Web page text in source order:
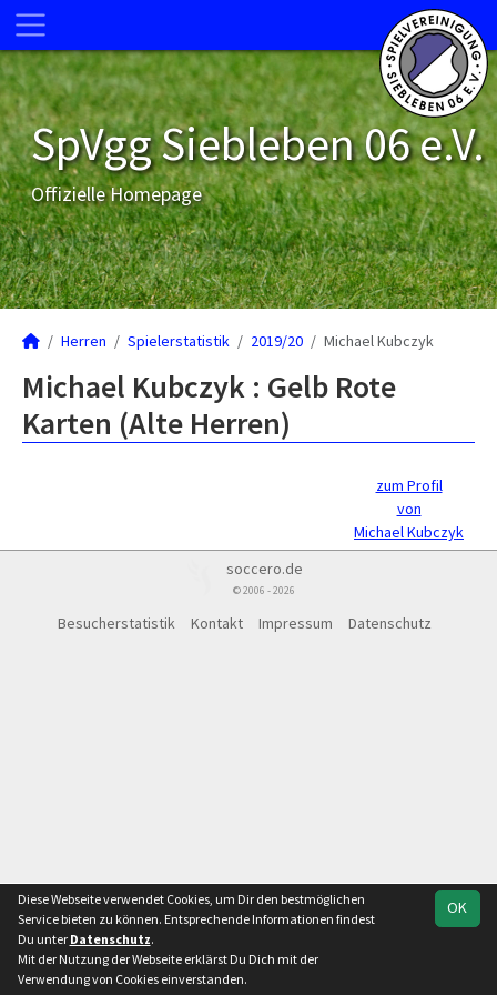
SpVgg Siebleben 06 e.V.
Offizielle Homepage
Herren Spielerstatistik 2019/20 Michael Kubczyk
Michael Kubczyk : Gelb Rote
Karten (Alte Herren)
zum Profil
von
Michael Kubczyk
soccero.de
© 2006 - 2026
Besucherstatistik Kontakt Impressum Datenschutz
OK
Diese Webseite verwendet Cookies, um Dir den bestmöglichen
Service bieten zu können. Entsprechende Informationen findest
Du unter Datenschutz.
Mit der Nutzung der Webseite erklärst Du Dich mit der
Verwendung von Cookies einverstanden.